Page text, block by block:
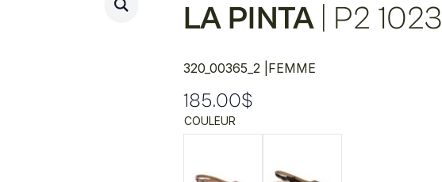
LA PINTA P2 1023
320_00365_2 | FEMME
185.00$
COULEUR